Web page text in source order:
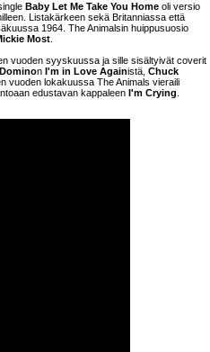
Baby Let Me Take You Home oli versio
Listakärkeen sekä Britanniassa että
1964. The Animalsin huippusuosio
Most.
vuoden syyskuussa ja sille sisältyivät coverit
n I'm in Love Againistä, Chuck
vuoden lokakuussa The Animals vieraili
edustavan kappaleen I'm Crying.